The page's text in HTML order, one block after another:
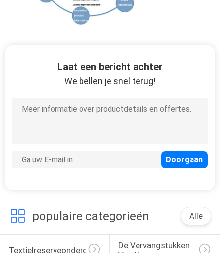
Laat een bericht achter
We bellen je snel terug!
populaire categorieën Alle
TextielreserveonderdelendelenDe Vervangstukken